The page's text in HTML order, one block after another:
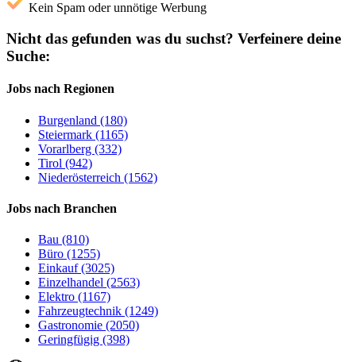
Kein Spam oder unnötige Werbung
Nicht das gefunden was du suchst? Verfeinere deine
Suche:
Jobs nach Regionen
Burgenland (180)
Steiermark (1165)
Vorarlberg (332)
Tirol (942)
Niederösterreich (1562)
Jobs nach Branchen
Bau (810)
Büro (1255)
Einkauf (3025)
Einzelhandel (2563)
Elektro (1167)
Fahrzeugtechnik (1249)
Gastronomie (2050)
Geringfügig (398)